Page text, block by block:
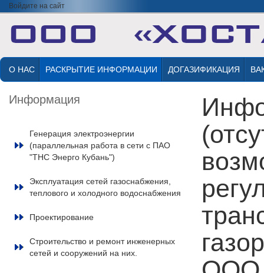
Войдите на сайт
О НАС РАСКРЫТИЕ ИНФОРМАЦИИ ДОГАЗИФИКАЦИЯ
Информация
Генерация электроэнергии
(параллельная работа в сети с ПАО
"ТНС Энерго Кубань")
Эксплуатация сетей газоснабжения,
теплового и холодного водоснабжения
Проектирование
Строительство и ремонт инженерных
сетей и сооружений на них.